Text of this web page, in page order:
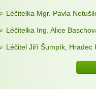
Léčitelka Mgr. Pavla
Léčitelka Ing. Alice
Léčitel Jiří Šumpík, Hradec